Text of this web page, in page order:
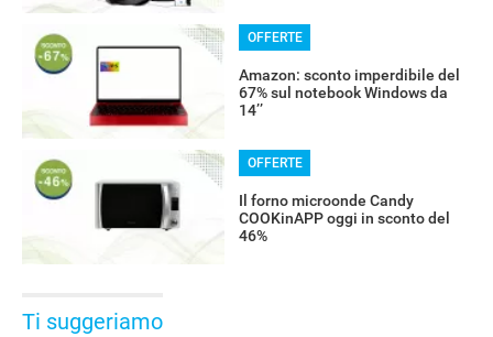
OFFERTE
Amazon: sconto imperdibile del
67% sul notebook Windows da
14’’
OFFERTE
Il forno microonde Candy
COOKinAPP oggi in sconto del
46%
Ti suggeriamo